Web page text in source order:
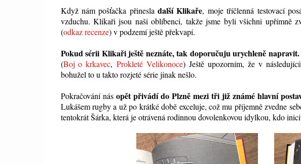
Když nám pošťačka přinesla další Klikaře, moje tříčlenná testovací
vzduchu. Klikaři jsou naši oblíbenci, takže jsme byli všichni upřímně
(odkaz recenze) v podzemí ještě překvapí.
Pokud sérii Klikaři ještě neznáte, tak doporučuju urychleně napravit.
(Boj o krkavec,Prokleté Velikonoce) Ještě upozorním, že v
bohužel to u takto rozjeté série jinak nešlo.
Pokračování nás opět přivádí do Plzně mezi tři již známé hlavní
Lukášem rugby a už po krátké době exceluje, což mu příjemně zvedne
tentokrát Šárka, která je otrávená rodinnou dovolenkovou idylkou, kdo